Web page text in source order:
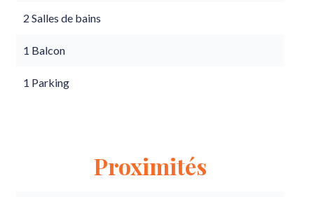
2 Salles de bains
1 Balcon
1 Parking
Proximités